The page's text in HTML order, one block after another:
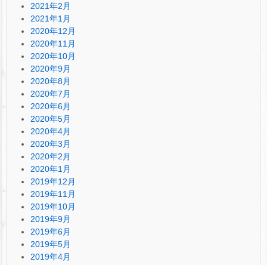
2021年2月
2021年1月
2020年12月
2020年11月
2020年10月
2020年9月
2020年8月
2020年7月
2020年6月
2020年5月
2020年4月
2020年3月
2020年2月
2020年1月
2019年12月
2019年11月
2019年10月
2019年9月
2019年6月
2019年5月
2019年4月